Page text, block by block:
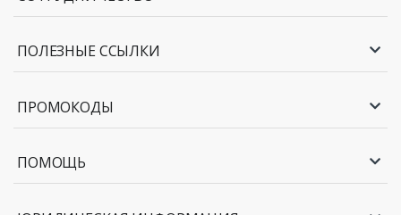
ПОЛЕЗНЫЕ ССЫЛКИ
ПРОМОКОДЫ
ПОМОЩЬ